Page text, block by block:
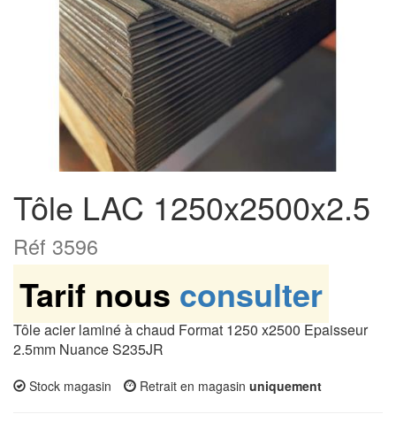
Tôle LAC 1250x2500x2.5
Réf 3596
Tarif nous consulter
Tôle acier laminé à chaud Format 1250 x2500 Epaisseur
2.5mm Nuance S235JR
Stock magasin Retrait en magasin uniquement